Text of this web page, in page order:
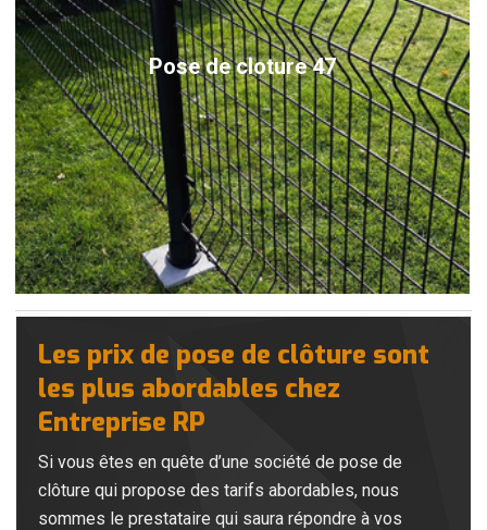
Pose de cloture 47
Les prix de pose de clôture sont
les plus abordables chez
Entreprise RP
Si vous êtes en quête d’une société de pose de
clôture qui propose des tarifs abordables, nous
sommes le prestataire qui saura répondre à vos